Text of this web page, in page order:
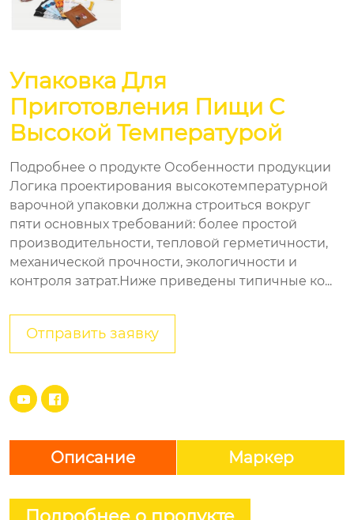
Упаковка Для
Приготовления Пищи С
Высокой Температурой
Подробнее о продукте Особенности продукции
Логика проектирования высокотемпературной
варочной упаковки должна строиться вокруг
пяти основных требований: более простой
производительности, тепловой герметичности,
механической прочности, экологичности и
контроля затрат.Ниже приведены типичные ко...
Отправить заявку
 
Описание Маркер